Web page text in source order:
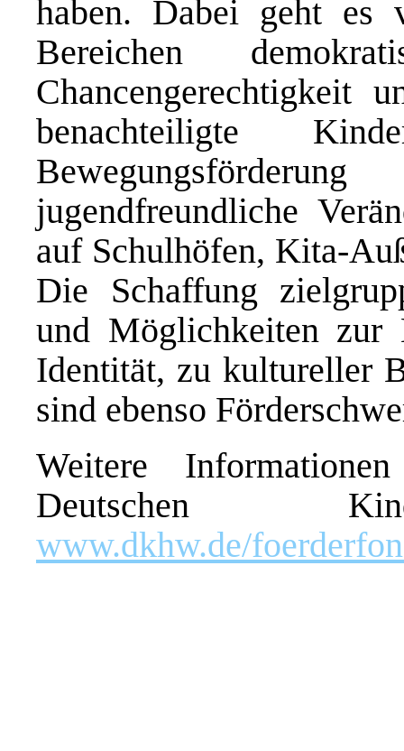
haben. Dabei geht
Bereichen
Chancengerechtigkeit
benachteiligte
jugendfreundliche
auf Schulhöfen, Kita-
Die Schaffung
und Möglichkeiten zur
Identität, zu kultureller
sind ebenso
Weitere
Deutschen
www.dkhw.de/